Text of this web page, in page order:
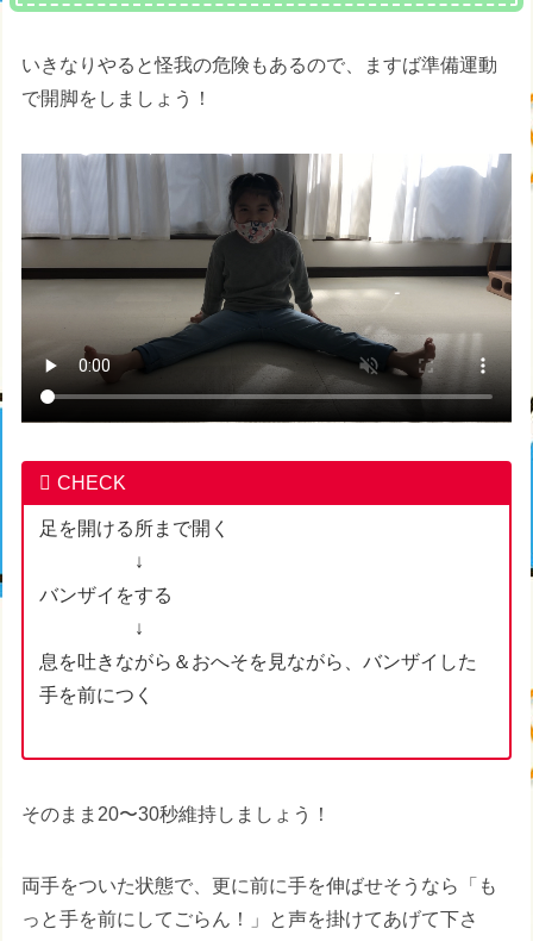
いきなりやると怪我の危険もあるので、ますば準備運動
で開脚をしましょう！
CHECK
足を開ける所まで開く
↓
バンザイをする
↓
息を吐きながら＆おへそを見ながら、バンザイした
手を前につく
そのまま20〜30秒維持しましょう！
両手をついた状態で、更に前に手を伸ばせそうなら「も
っと手を前にしてごらん！」と声を掛けてあげて下さ